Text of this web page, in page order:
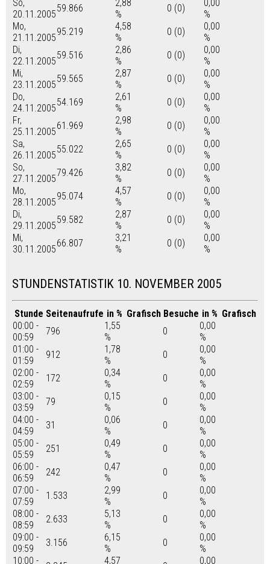
So,
20.11.2005
59.866
2,88
%
0 (0)
0,00
%
Mo,
21.11.2005
95.219
4,58
%
0 (0)
0,00
%
Di,
22.11.2005
59.516
2,86
%
0 (0)
0,00
%
Mi,
23.11.2005
59.565
2,87
%
0 (0)
0,00
%
Do,
24.11.2005
54.169
2,61
%
0 (0)
0,00
%
Fr,
25.11.2005
61.969
2,98
%
0 (0)
0,00
%
Sa,
26.11.2005
55.022
2,65
%
0 (0)
0,00
%
So,
27.11.2005
79.426
3,82
%
0 (0)
0,00
%
Mo,
28.11.2005
95.074
4,57
%
0 (0)
0,00
%
Di,
29.11.2005
59.582
2,87
%
0 (0)
0,00
%
Mi,
30.11.2005
66.807
3,21
%
0 (0)
0,00
%
STUNDENSTATISTIK 10. NOVEMBER 2005
Stunde Seitenaufrufe in % Grafisch Besuche in % Grafisch
00:00 -
00:59
796
1,55
%
0
0,00
%
01:00 -
01:59
912
1,78
%
0
0,00
%
02:00 -
02:59
172
0,34
%
0
0,00
%
03:00 -
03:59
79
0,15
%
0
0,00
%
04:00 -
04:59
31
0,06
%
0
0,00
%
05:00 -
05:59
251
0,49
%
0
0,00
%
06:00 -
06:59
242
0,47
%
0
0,00
%
07:00 -
07:59
1.533
2,99
%
0
0,00
%
08:00 -
08:59
2.633
5,13
%
0
0,00
%
09:00 -
09:59
3.156
6,15
%
0
0,00
%
10:00 -
4,57
0,00